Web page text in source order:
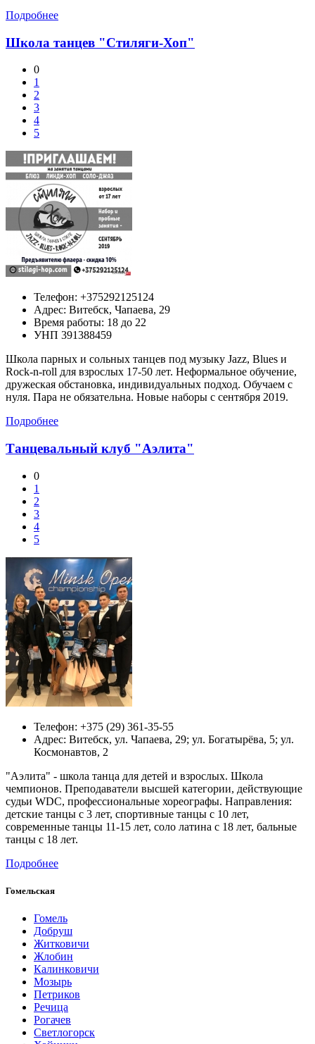
Подробнее
Школа танцев "Стиляги-Хоп"
0
1
2
3
4
5
Телефон: +375292125124
Адрес: Витебск, Чапаева, 29
Время работы: 18 до 22
УНП 391388459
Школа парных и сольных танцев под музыку Jazz, Blues и
Rock-n-roll для взрослых 17-50 лет. Неформальное обучение,
дружеская обстановка, индивидуальных подход. Обучаем с
нуля. Пара не обязательна. Новые наборы с сентября 2019.
Подробнее
Танцевальный клуб "Аэлита"
0
1
2
3
4
5
Телефон: +375 (29) 361-35-55
Адрес: Витебск, ул. Чапаева, 29​; ул. Богатырёва, 5; ул.
Космонавтов, 2
"Аэлита" - школа танца для детей и взрослых. Школа
чемпионов. Преподаватели высшей категории, действующие
судьи WDC, профессиональные хореографы. Направления:
детские танцы с 3 лет, спортивные танцы с 10 лет,
современные танцы 11-15 лет, соло латина с 18 лет, бальные
танцы с 18 лет.
Подробнее
Гомельская
Гомель
Добруш
Житковичи
Жлобин
Калинковичи
Мозырь
Петриков
Речица
Рогачев
Светлогорск